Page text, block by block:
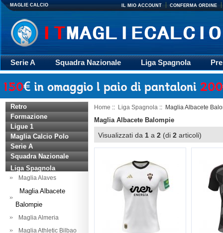
MAGLIE CALCIO IL MIO ACCOUNT CONFERMA ORDINE
Serie A Squadra Nazionale Liga Spagnola
Retro
Formazione
Ligue 1
Maglia Calcio Polo
Serie A
Squadra Nazionale
Liga Spagnola
Maglia Alaves
Maglia Albacete
Balompie
Maglia Almeria
Maglia Athletic Bilbao
Home :: Liga Spagnola :: Maglia Albacete
Maglia Albacete Balompie
Visualizzati da 1 a 2 (di 2 articoli)